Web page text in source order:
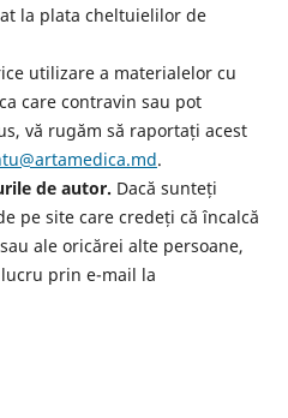
la plata cheltuielilor de
utilizare a materialelor cu
care contravin sau pot
vă rugăm să raportați acest
.
de autor. Dacă sunteți
pe site care credeți că încalcă
ale oricărei alte persoane,
prin e-mail la